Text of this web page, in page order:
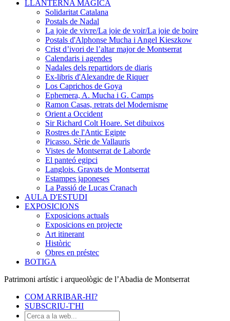
LLANTERNA MÀGICA
Solidaritat Catalana
Postals de Nadal
La joie de vivre/La joie de voir/La joie de boire
Postals d'Alphonse Mucha i Angel Kieszkow
Crist d’ivori de l’altar major de Montserrat
Calendaris i agendes
Nadales dels repartidors de diaris
Ex-libris d'Alexandre de Riquer
Los Caprichos de Goya
Ephemera, A. Mucha i G. Camps
Ramon Casas, retrats del Modernisme
Orient a Occident
Sir Richard Colt Hoare. Set dibuixos
Rostres de l'Antic Egipte
Picasso. Sèrie de Vallauris
Vistes de Montserrat de Laborde
El panteó egipci
Langlois. Gravats de Montserrat
Estampes japoneses
La Passió de Lucas Cranach
AULA D'ESTUDI
EXPOSICIONS
Exposicions actuals
Exposicions en projecte
Art itinerant
Històric
Obres en préstec
BOTIGA
Patrimoni artístic i arqueològic de l’Abadia de Montserrat
COM ARRIBAR-HI?
SUBSCRIU-T'HI